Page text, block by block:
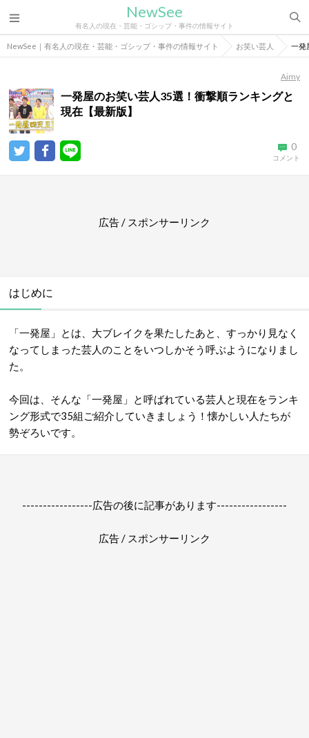
NewSee
有名人の現在・芸能・ゴシップ・事件の情報サイト
NewSee｜有名人の現在・芸能・ゴシップ・事件の情報サイト お笑い芸人 一発
Aimy
一発屋のお笑い芸人35選！衝撃順ランキングと
現在【最新版】
0
コメント
広告 / スポンサーリンク
はじめに
「一発屋」とは、大ブレイクを果たしたあと、すっかり見なく
なってしまった芸人のことをいつしかそう呼ぶようになりまし
た。
今回は、そんな「一発屋」と呼ばれている芸人と現在をランキ
ング形式で35組ご紹介していきましょう！懐かしい人たちが
勢ぞろいです。
-----------------広告の後に記事があります-----------------
広告 / スポンサーリンク